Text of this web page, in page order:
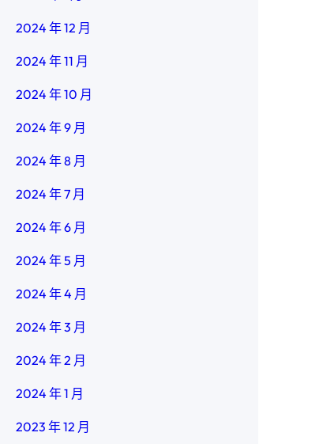
2024 年 12 月
2024 年 11 月
2024 年 10 月
2024 年 9 月
2024 年 8 月
2024 年 7 月
2024 年 6 月
2024 年 5 月
2024 年 4 月
2024 年 3 月
2024 年 2 月
2024 年 1 月
2023 年 12 月